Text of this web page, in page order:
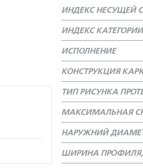
ИНДЕКС НЕСУЩЕЙ
ИНДЕКС
ИСПОЛНЕНИЕ
КОНСТРУКЦИЯ
ТИП РИСУНКА
МАКСИМАЛЬНАЯ
НАРУЖНИЙ
ШИРИНА